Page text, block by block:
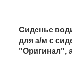
Сиденье
для а/м с
"Оригинал",